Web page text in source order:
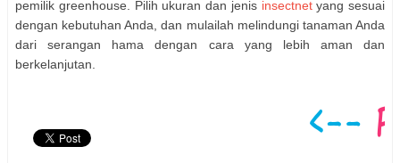
pemilik greenhouse. Pilih ukuran dan jenis insectnetyang sesuai
dengan kebutuhan Anda, dan mulailah melindungi tanaman Anda
dari serangan hama dengan cara yang lebih aman dan
berkelanjutan.